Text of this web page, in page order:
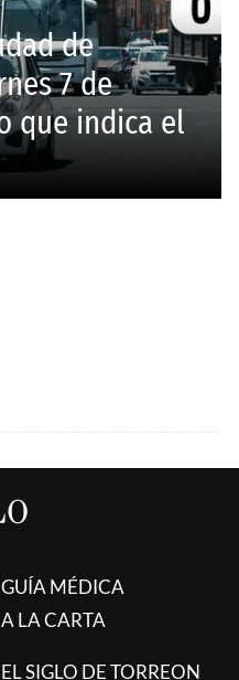
GUÍA MÉDICA
A LA CARTA
EL SIGLO DE TORREON